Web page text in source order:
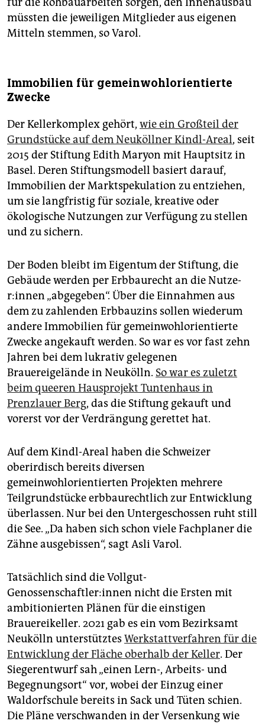
müssten die jeweiligen Mitglieder aus eigenen
Mitteln stemmen, so Varol.
Immobilien für gemeinwohlorientierte
Zwecke
Der Kellerkomplex gehört, wie ein Großteil der
Grundstücke auf dem Neuköllner Kindl-Areal, seit
2015 der Stiftung Edith Maryon mit Hauptsitz in
Basel. Deren Stiftungsmodell basiert darauf,
Immobilien der Marktspekulation zu entziehen,
um sie langfristig für soziale, kreative oder
ökologische Nutzungen zur Verfügung zu stellen
und zu sichern.
Der Boden bleibt im Eigentum der Stiftung, die
Gebäude werden per Erbbaurecht an die Nut­ze­
r:in­nen „abgegeben“. Über die Einnahmen aus
dem zu zahlenden Erbbauzins sollen wiederum
andere Immobilien für gemeinwohlorientierte
Zwecke angekauft werden. So war es vor fast zehn
Jahren bei dem lukrativ gelegenen
Brauereigelände in Neukölln. So war es zuletzt
beim queeren Hausprojekt Tuntenhaus in
Prenzlauer Berg, das die Stiftung gekauft und
vorerst vor der Verdrängung gerettet hat.
Auf dem Kindl-Areal haben die Schweizer
oberirdisch bereits diversen
gemeinwohlorientierten Projekten mehrere
Teilgrundstücke erbbaurechtlich zur Entwicklung
überlassen. Nur bei den Untergeschossen ruht still
die See. „Da haben sich schon viele Fachplaner die
Zähne ausgebissen“, sagt Asli Varol.
Tatsächlich sind die Vollgut-
Genossenschaftler:innen nicht die Ersten mit
ambitionierten Plänen für die einstigen
Brauereikeller. 2021 gab es ein vom Bezirks­amt
Neukölln unterstütztes Werkstattverfahren für die
Entwicklung der Fläche oberhalb der Keller. Der
Siegerentwurf sah „einen Lern-, Arbeits- und
Begegnungsort“ vor, wobei der Einzug einer
Waldorfschule bereits in Sack und Tüten schien.
Die Pläne verschwanden in der Versenkung wie